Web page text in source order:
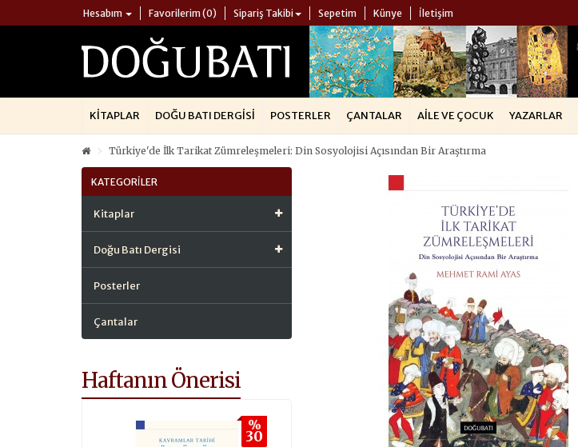
Hesabım Favorilerim (0) Sipariş Takibi Sepetim Künye İletişim
KITAPLAR DOĞU BATI DERGISI POSTERLER ÇANTALAR AILE VE ÇOCUK YAZARLAR
Türkiye'de İlk Tarikat Zümreleşmeleri: Din Sosyolojisi Açısından Bir Araştırma
KATEGORILER
Kitaplar
Doğu Batı Dergisi
Posterler
Çantalar
Haftanın Önerisi
%
30
%
30